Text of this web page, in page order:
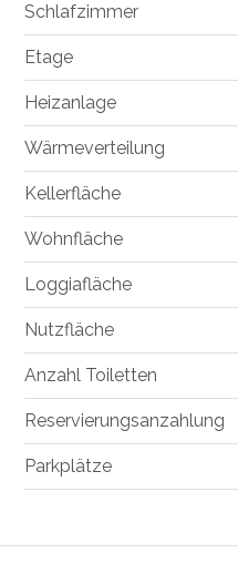
Schlafzimmer
Etage
Heizanlage
Wärmeverteilung
Kellerfläche
Wohnfläche
Loggiafläche
Nutzfläche
Anzahl Toiletten
Reservierungsanzahlung
Parkplätze